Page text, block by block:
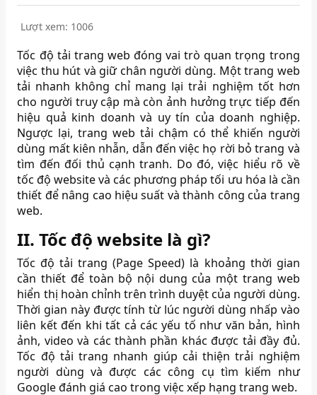
Lượt xem: 1006
Tốc độ tải trang web đóng vai trò quan trọng trong
việc thu hút và giữ chân người dùng. Một trang web
tải nhanh không chỉ mang lại trải nghiệm tốt hơn
cho người truy cập mà còn ảnh hưởng trực tiếp đến
hiệu quả kinh doanh và uy tín của doanh nghiệp.
Ngược lại, trang web tải chậm có thể khiến người
dùng mất kiên nhẫn, dẫn đến việc họ rời bỏ trang và
tìm đến đối thủ cạnh tranh. Do đó, việc hiểu rõ về
tốc độ website và các phương pháp tối ưu hóa là cần
thiết để nâng cao hiệu suất và thành công của trang
web.
II. Tốc độ website là gì?
Tốc độ tải trang (Page Speed) là khoảng thời gian
cần thiết để toàn bộ nội dung của một trang web
hiển thị hoàn chỉnh trên trình duyệt của người dùng.
Thời gian này được tính từ lúc người dùng nhấp vào
liên kết đến khi tất cả các yếu tố như văn bản, hình
ảnh, video và các thành phần khác được tải đầy đủ.
Tốc độ tải trang nhanh giúp cải thiện trải nghiệm
người dùng và được các công cụ tìm kiếm như
Google đánh giá cao trong việc xếp hạng trang web.